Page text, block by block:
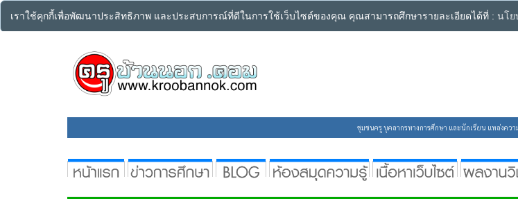
เราใช้คุกกี้เพื่อพัฒนาประสิทธิภาพ และประสบการณ์ที่ดีในการใช้เว็บไซต์ของคุณ คุณสามารถศึกษารายละเอียดได้ที่ : นโย
ชุมชนครู บุคลากรทางการศึกษา และนักเรียน แหล่งคว